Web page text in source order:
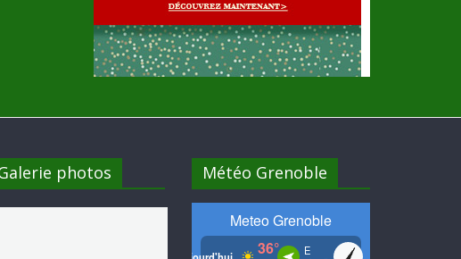
photos Météo Grenoble